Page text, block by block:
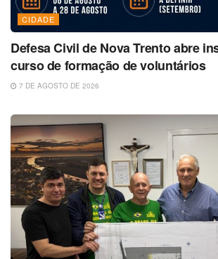
CIDADE
Defesa Civil de Nova Trento abre
curso de formação de voluntários
7 DE AGOSTO DE 2026